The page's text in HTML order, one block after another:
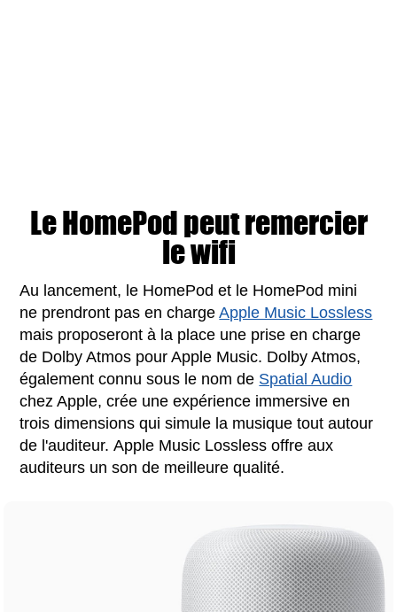
Le HomePod peut remercier
le wifi
Au lancement, le ‌HomePod‌ et le ‌HomePod mini‌
ne prendront pas en chargeApple Music Lossless
mais proposeront à la place une prise en charge
de Dolby Atmos pour Apple Music. Dolby Atmos,
également connu sous le nom de Spatial Audio
chez Apple, crée une expérience immersive en
trois dimensions qui simule la musique tout autour
de l'auditeur. ‌Apple Music‌ Lossless offre aux
auditeurs un son de meilleure qualité.